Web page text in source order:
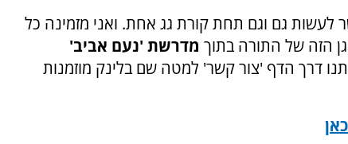
גם וגם תחת קורת גג אחת. ואני מזמינה כל
הזה של התורה בתוך מדרשת 'נעם אביב'
דרך הדף 'צור קשר' למטה שם בלינק מוזמנות